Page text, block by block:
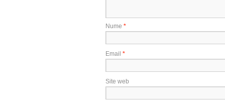
Nume *
Email *
Site web